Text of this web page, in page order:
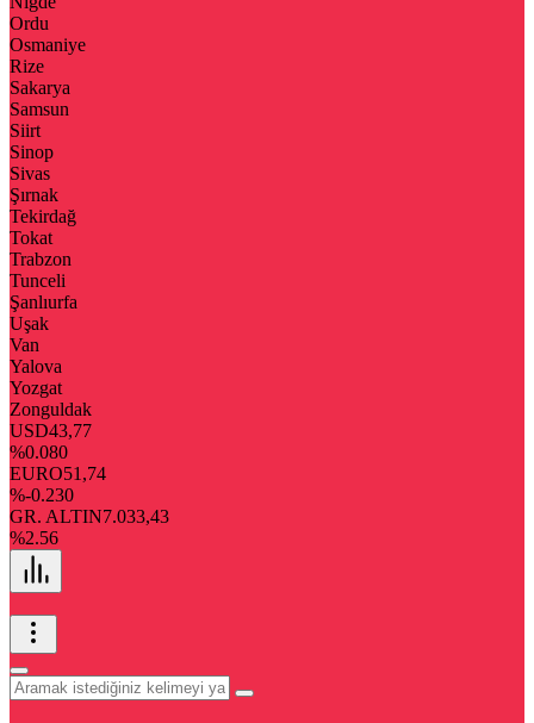
Ordu
Osmaniye
Rize
Sakarya
Samsun
Siirt
Sinop
Sivas
Şırnak
Tekirdağ
Tokat
Trabzon
Tunceli
Şanlıurfa
Uşak
Van
Yalova
Yozgat
Zonguldak
USD43,77
%0.080
EURO51,74
%-0.230
GR. ALTIN7.033,43
%2.56